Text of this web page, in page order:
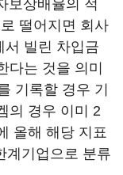
보상배율의 적
떨어지면 회사
서 빌린 차입금
다는 것을 의미
기록할 경우 기
의 경우 이미 2
올해 해당 지표
계기업으로 분류